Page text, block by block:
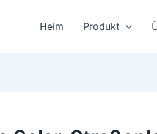
Heim Produkt